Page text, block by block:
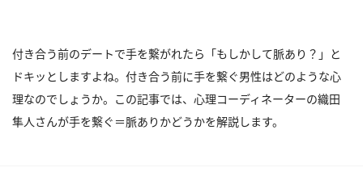
付き合う前のデートで手を繋がれたら「もしかして脈あり？」と
ドキッとしますよね。付き合う前に手を繋ぐ男性はどのような心
理なのでしょうか。この記事では、心理コーディネーターの織田
隼人さんが手を繋ぐ＝脈ありかどうかを解説します。